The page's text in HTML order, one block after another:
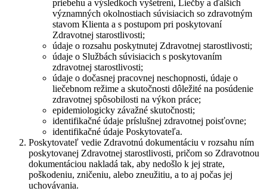
priebehu a výsledkoch vyšetrení, Liečby a ďalších
významných okolnostiach súvisiacich so zdravotným
stavom Klienta a s postupom pri poskytovaní
Zdravotnej starostlivosti;
údaje o rozsahu poskytnutej Zdravotnej starostlivosti;
údaje o Službách súvisiacich s poskytovaním
zdravotnej starostlivosti;
údaje o dočasnej pracovnej neschopnosti, údaje o
liečebnom režime a skutočnosti dôležité na posúdenie
zdravotnej spôsobilosti na výkon práce;
epidemiologicky závažné skutočnosti;
identifikačné údaje príslušnej zdravotnej poisťovne;
identifikačné údaje Poskytovateľa.
Poskytovateľ vedie Zdravotnú dokumentáciu v rozsahu ním
poskytovanej Zdravotnej starostlivosti, pričom so Zdravotnou
dokumentáciou nakladá tak, aby nedošlo k jej strate,
poškodeniu, zničeniu, alebo zneužitiu, a to aj počas jej
uchovávania.